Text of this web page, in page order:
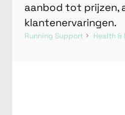
aanbod tot prijzen,
klantenervaringen.
Running Support Health &